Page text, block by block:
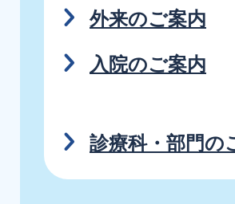
外来のご案内
入院のご案内
診療科・部門の